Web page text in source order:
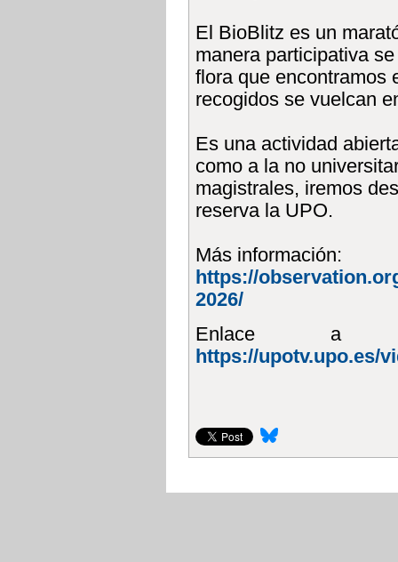
El BioBlitz es un
manera participativa
flora que encontramos
recogidos se vuelcan
Es una actividad
como a la no
magistrales, iremos
reserva la UPO.
Más información:
https://
2026/
Enlace a
https://upotv.upo.es/